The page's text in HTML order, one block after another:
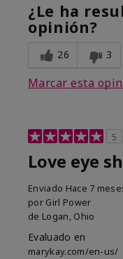
¿Le ha
opinión?
26 3
Marcar esta
5
Love eye
Enviado Hace 7
por Girl Power
de Logan, Ohio
Evaluado en
marykay.com/en-us/